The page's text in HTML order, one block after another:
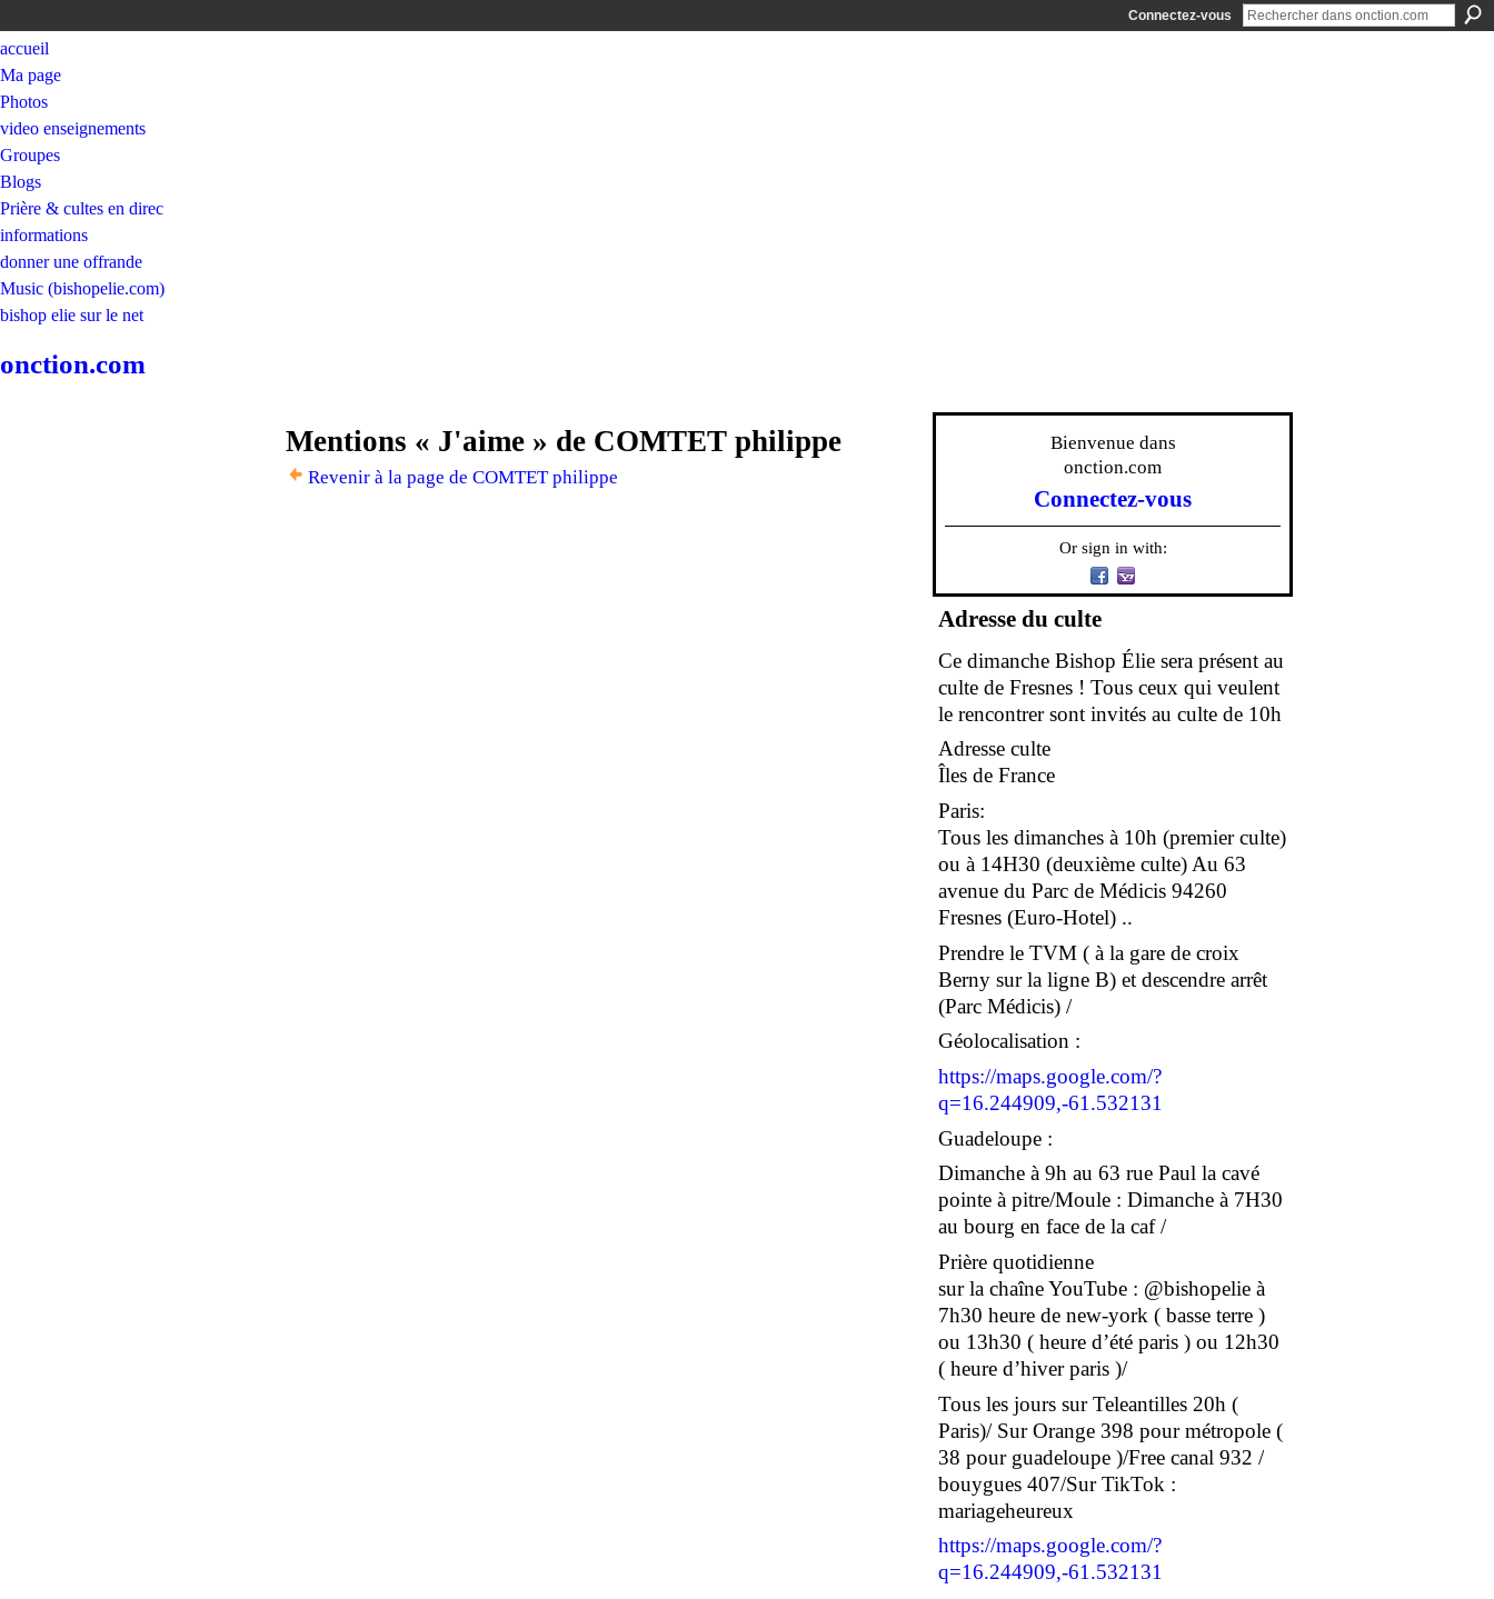
Connectez-vous
accueil
Ma page
Photos
video enseignements
Groupes
Blogs
Prière & cultes en direc
informations
donner une offrande
Music (bishopelie.com)
bishop elie sur le net
onction.com
Mentions « J'aime » de COMTET philippe
Revenir à la page de COMTET philippe
Bienvenue dans
onction.com
Connectez-vous
Or sign in with:
Adresse du culte
Ce dimanche Bishop Élie sera présent au
culte de Fresnes ! Tous ceux qui veulent
le rencontrer sont invités au culte de 10h
Adresse culte
Îles de France
Paris:
Tous les dimanches à 10h (premier culte)
ou à 14H30 (deuxième culte) Au 63
avenue du Parc de Médicis 94260
Fresnes (Euro-Hotel) ..
Prendre le TVM ( à la gare de croix
Berny sur la ligne B) et descendre arrêt
(Parc Médicis) /
Géolocalisation :
https://maps.google.com/?
q=16.244909,-61.532131
Guadeloupe :
Dimanche à 9h au 63 rue Paul la cavé
pointe à pitre/Moule : Dimanche à 7H30
au bourg en face de la caf /
Prière quotidienne
sur la chaîne YouTube : @bishopelie à
7h30 heure de new-york ( basse terre )
ou 13h30 ( heure d’été paris ) ou 12h30
( heure d’hiver paris )/
Tous les jours sur Teleantilles 20h (
Paris)/ Sur Orange 398 pour métropole (
38 pour guadeloupe )/Free canal 932 /
bouygues 407/Sur TikTok :
mariageheureux
https://maps.google.com/?
q=16.244909,-61.532131